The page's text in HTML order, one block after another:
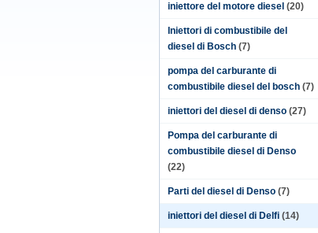
iniettore del motore diesel (20)
Iniettori di combustibile del
diesel di Bosch (7)
pompa del carburante di
combustibile diesel del bosch (7)
iniettori del diesel di denso (27)
Pompa del carburante di
combustibile diesel di Denso
(22)
Parti del diesel di Denso (7)
iniettori del diesel di Delfi (14)